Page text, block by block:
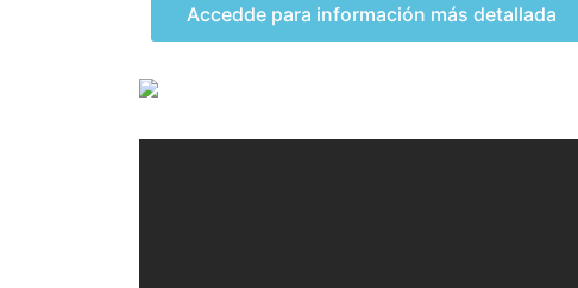
Accedde para información más detallada